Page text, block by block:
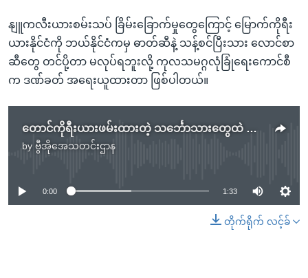
နျူကလီးယားစမ်းသပ် ခြိမ်းခြောက်မှုတွေကြောင့် မြောက်ကိုရီး
ယားနိုင်ငံကို ဘယ်နိုင်ငံကမှ ဓာတ်ဆီနဲ့ သန့်စင်ပြီးသား လောင်စာ
ဆီတွေ တင်ပို့တာ မလုပ်ရဘူးလို့ ကုလသမဂ္ဂလုံခြုံရေးကောင်စီ
က ဒဏ်ခတ် အရေးယူထားတာ ဖြစ်ပါတယ်။
တောင်ကိုရီးယားဖမ်းထားတဲ့ သင်္ဘောသားတွေထဲ မြန်မာနှစ်ဦးပါ
by ဗွီအိုအေသတင်းဌာန
No media source currently available
0:00 1:33
တိုက်ရိုက် လင့်ခ်